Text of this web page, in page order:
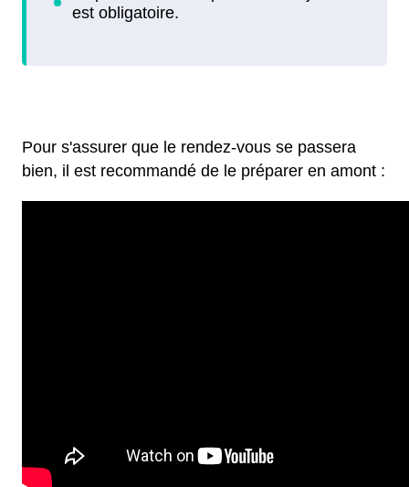
Pour s'assurer que le rendez-vous se passera
bien, il est recommandé de le préparer en amont :